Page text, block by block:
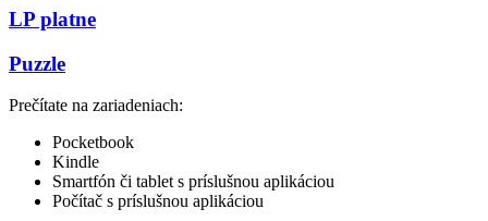
LP platne
Puzzle
Prečítate na zariadeniach:
Pocketbook
Kindle
Smartfón či tablet s príslušnou aplikáciou
Počítač s príslušnou aplikáciou